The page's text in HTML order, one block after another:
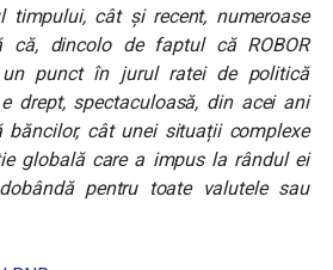
timpului, cât și recent, numeroase
că, dincolo de faptul că ROBOR
punct în jurul ratei de politică
drept, spectaculoasă, din acei ani
cât unei situații complexe
globală care a impus la rândul ei
pentru toate valutele sau